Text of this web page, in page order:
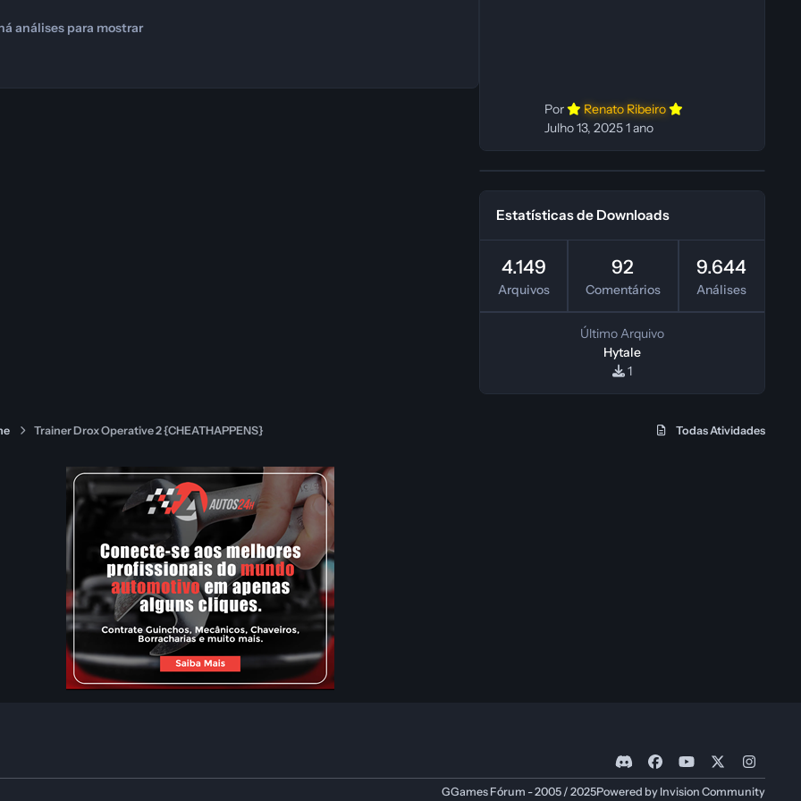
análises para mostrar
Por
Renato Ribeiro
Julho 13, 20251 ano
Estatísticas de Downloads
4.149
Arquivos
92
Comentários
9.644
Análises
Último Arquivo
Hytale
1
Trainer Drox Operative 2 {CHEATHAPPENS} Todas Atividades
d
i
a
o
n
GGames Fórum - 2005 / 2025Powered by Invision Community